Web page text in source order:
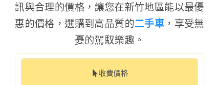
訊與合理的價格，讓您在新竹地區能以最優
惠的價格，選購到高品質的二手車 ，享受無
憂的駕馭樂趣。
收費價格